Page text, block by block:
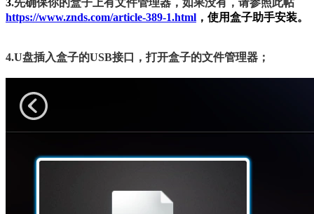
https://www.znds.com/article-389-1.html ，使用盒子助手安装。
4.U盘插入盒子的USB接口，打开盒子的文件管理器；